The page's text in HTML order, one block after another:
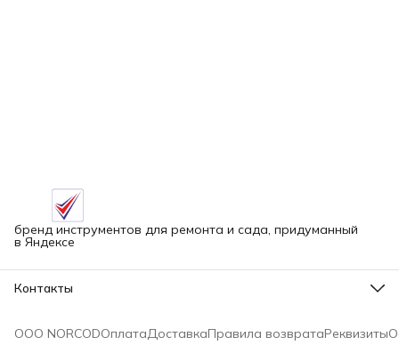
бренд инструментов для ремонта и сада, придуманный
в Яндексе
Контакты
Телефон
ООО NORCODОплатаДоставкаПравила возвратаРеквизиты